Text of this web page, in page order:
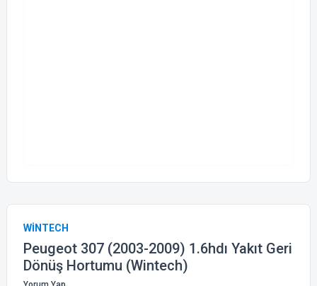
WİNTECH
Peugeot 307 (2003-2009) 1.6hdı Yakıt Geri
Dönüş Hortumu (Wintech)